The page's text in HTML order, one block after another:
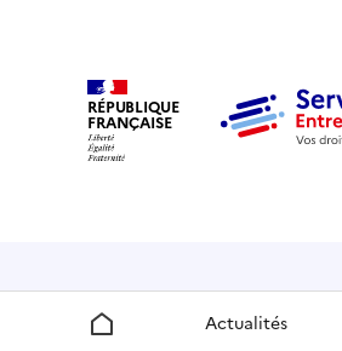
RÉPUBLIQUE
FRANÇAISE
Accueil Actualités